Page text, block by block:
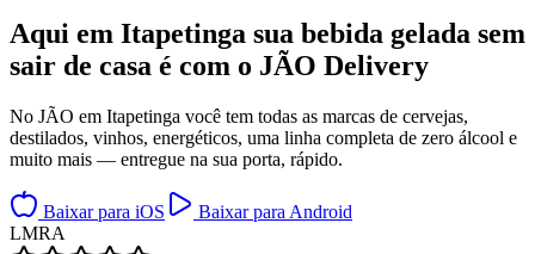
Aqui em Itapetinga sua bebida gelada sem
sair de casa é com o JÃO Delivery
No JÃO em Itapetinga você tem todas as marcas de cervejas,
destilados, vinhos, energéticos, uma linha completa de zero álcool e
muito mais — entregue na sua porta, rápido.
Baixar para iOS
Baixar para Android
LMRA